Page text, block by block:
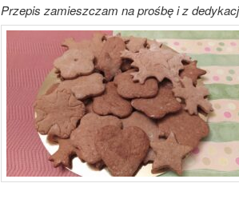
Przepis zamieszczam na prośbę i z